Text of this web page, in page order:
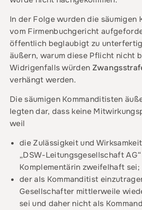
In der Folge wurden die säumigen
vom Firmenbuchgericht
öffentlich beglaubigt zu
äußern, warum diese Pflicht nicht
Widrigenfalls würden
verhängt werden.
Die säumigen Kommanditisten
legten dar, dass keine
weil
die Zulässigkeit und
„DSW-Leitungsgesellschaft
Komplementärin zweifelhaft sei;
der als Kommanditist
Gesellschafter mittlerweile
sei und daher nicht als